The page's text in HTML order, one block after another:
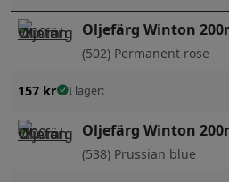
Oljefärg Winton
(502) Permanent rose
157 kr I lager:
Oljefärg Winton
(538) Prussian blue